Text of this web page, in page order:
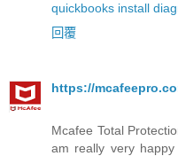
quickbooks install
回覆
https://
Mcafee Total
am really very